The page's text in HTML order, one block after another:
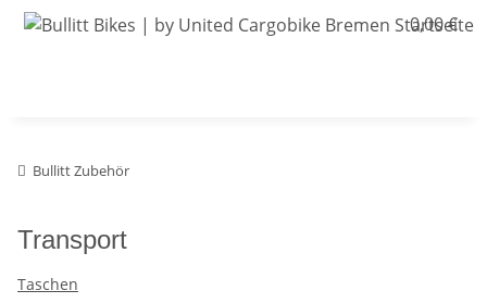
0,00 €
Bullitt Zubehör
Transport
Taschen